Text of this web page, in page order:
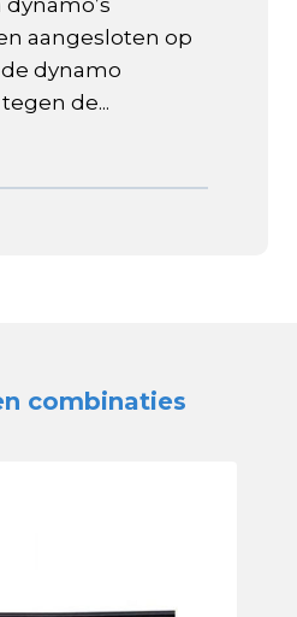
aangesloten op
dynamo
de...
combinaties